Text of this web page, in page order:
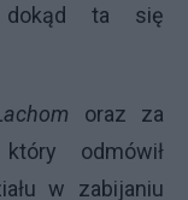
dokąd ta się
oraz za
odmówił
w zabijaniu